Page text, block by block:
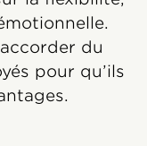
du
pour qu’ils